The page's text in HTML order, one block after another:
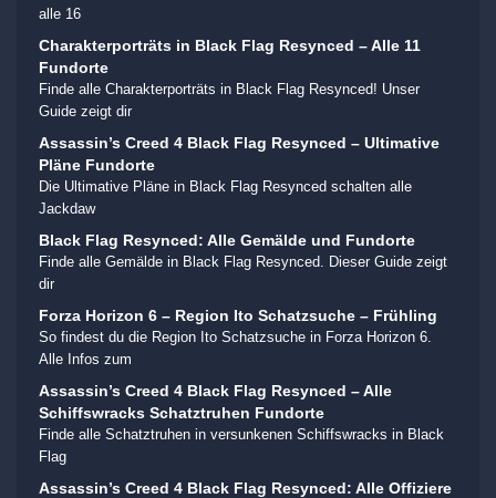
alle 16
Charakterporträts in Black Flag Resynced – Alle 11
Fundorte
Finde alle Charakterporträts in Black Flag Resynced! Unser
Guide zeigt dir
Assassin’s Creed 4 Black Flag Resynced – Ultimative
Pläne Fundorte
Die Ultimative Pläne in Black Flag Resynced schalten alle
Jackdaw
Black Flag Resynced: Alle Gemälde und Fundorte
Finde alle Gemälde in Black Flag Resynced. Dieser Guide zeigt
dir
Forza Horizon 6 – Region Ito Schatzsuche – Frühling
So findest du die Region Ito Schatzsuche in Forza Horizon 6.
Alle Infos zum
Assassin’s Creed 4 Black Flag Resynced – Alle
Schiffswracks Schatztruhen Fundorte
Finde alle Schatztruhen in versunkenen Schiffswracks in Black
Flag
Assassin’s Creed 4 Black Flag Resynced: Alle Offiziere